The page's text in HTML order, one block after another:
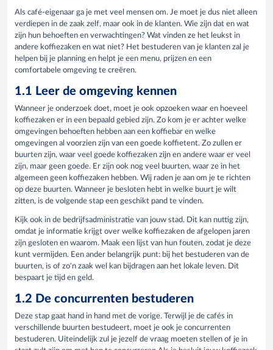
Als café-eigenaar ga je met veel mensen om. Je moet je dus niet alleen
verdiepen in de zaak zelf, maar ook in de klanten. Wie zijn dat en wat
zijn hun behoeften en verwachtingen? Wat vinden ze het leukst in
andere koffiezaken en wat niet? Het bestuderen van je klanten zal je
helpen bij je planning en helpt je een menu, prijzen en een
comfortabele omgeving te creëren.
1.1 Leer de omgeving kennen
Wanneer je onderzoek doet, moet je ook opzoeken waar en hoeveel
koffiezaken er in een bepaald gebied zijn. Zo kom je er achter welke
omgevingen behoeften hebben aan een koffiebar en welke
omgevingen al voorzien zijn van een goede koffietent. Zo zullen er
buurten zijn, waar veel goede koffiezaken zijn en andere waar er veel
zijn, maar geen goede. Er zijn ook nog veel buurten, waar ze in het
algemeen geen koffiezaken hebben. Wij raden je aan om je te richten
op deze buurten. Wanneer je besloten hebt in welke buurt je wilt
zitten, is de volgende stap een geschikt pand te vinden.
Kijk ook in de bedrijfsadministratie van jouw stad. Dit kan nuttig zijn,
omdat je informatie krijgt over welke koffiezaken de afgelopen jaren
zijn gesloten en waarom. Maak een lijst van hun fouten, zodat je deze
kunt vermijden. Een ander belangrijk punt: bij het bestuderen van de
buurten, is of zo'n zaak wel kan bijdragen aan het lokale leven. Dit
bespaart je tijd en geld.
1.2 De concurrenten bestuderen
Deze stap gaat hand in hand met de vorige. Terwijl je de cafés in
verschillende buurten bestudeert, moet je ook je concurrenten
bestuderen. Uiteindelijk zul je jezelf de vraag moeten stellen of je in